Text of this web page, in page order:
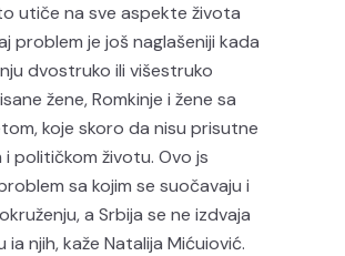
utiče na sve aspekte života
problem je još naglašeniji kada
dvostruko ili višestruko
žene, Romkinje i žene sa
koje skoro da nisu prisutne
i političkom životu. Ovo js
sa kojim se suočavaju i
a Srbija se ne izdvaja
ia njih, kaže Natalija Mićuiović.